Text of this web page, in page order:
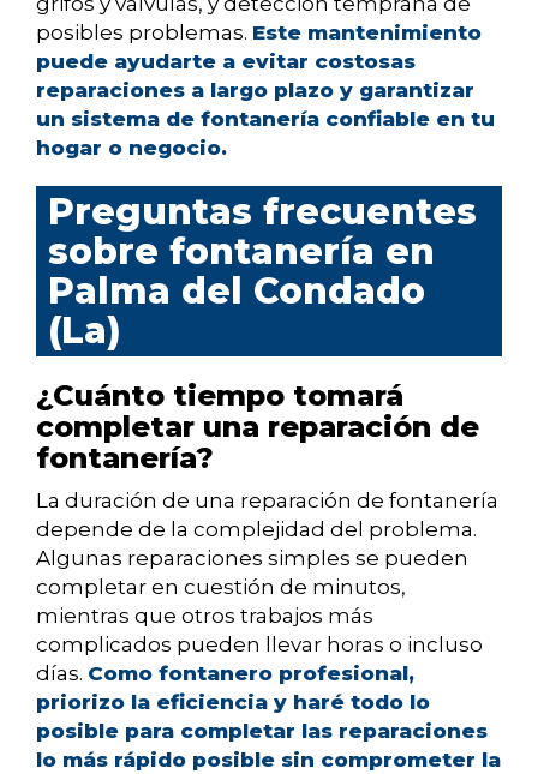
posibles problemas. Este mantenimiento
puede ayudarte a evitar costosas
reparaciones a largo plazo y garantizar
un sistema de fontanería confiable en tu
hogar o negocio.
Preguntas frecuentes
sobre fontanería en
Palma del Condado
(La)
¿Cuánto tiempo tomará
completar una reparación de
fontanería?
La duración de una reparación de fontanería
depende de la complejidad del problema.
Algunas reparaciones simples se pueden
completar en cuestión de minutos,
mientras que otros trabajos más
complicados pueden llevar horas o incluso
días. Como fontanero profesional,
priorizo la eficiencia y haré todo lo
posible para completar las reparaciones
lo más rápido posible sin comprometer la